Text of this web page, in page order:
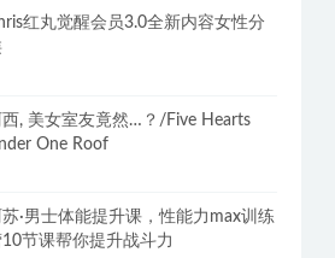
红丸觉醒会员3.0全新内容女性分
西, 美女室友竟然…？/Five Hearts
One Roof
苏·男士体能提升课，性能力max训练
节课帮你提升战斗力